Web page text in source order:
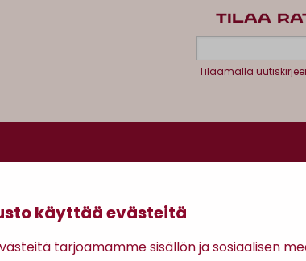
käyttää evästeitä
tarjoamamme sisällön ja sosiaalisen
TILAA
Tilaamalla